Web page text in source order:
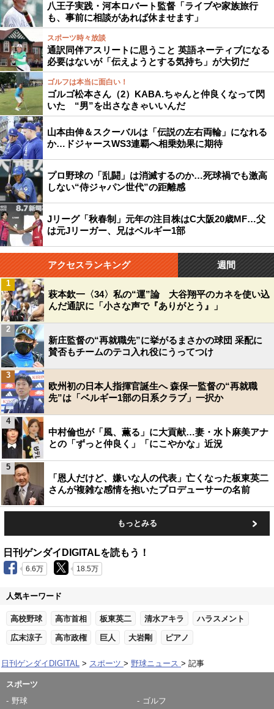
八王子実践・河本ロバート監督「ライブや家族旅行
も、事前に相談があれば休ませます」
スポーツ時々放談
通訳同伴アスリートに思うこと 英語ネーティブになる
必要はないが「伝えようとする気持ち」が大切だ
ゴルフは本当に面白い！
ゴルゴ松本さん（2）KABA.ちゃんと仲良くなって閃
いた “男”を出さなきゃいいんだ
山本由伸＆スクーバルは「伝説の左右両輪」になれる
か…ドジャースWS3連覇へ相乗効果に期待
プロ野球の「乱闘」は消滅するのか…死球禍でも激高
しない“侍ジャパン世代”の距離感
Jリーグ「秋春制」元年の注目株はC大阪20歳MF…父
は元Jリーガー、兄はベルギー1部
アクセスランキング 週間
萩本欽一〈34〉私の“運”論 大谷翔平のカネを使い込
んだ通訳に「小さな声で『ありがとう』」
1
新庄監督の“再就職先”に挙がるまさかの球団 采配に
賛否もチームのテコ入れ役にうってつけ
2
欧州初の日本人指揮官誕生へ 森保一監督の“再就職
先”は「ベルギー1部の日系クラブ」一択か
3
中村倫也が「風、薫る」に大貢献…妻・水卜麻美アナ
との「ずっと仲良く」「にこやかな」近況
4
「恩人だけど、嫌いな人の代表」亡くなった板東英二
さんが複雑な感情を抱いたプロデューサーの名前
5
もっとみる
日刊ゲンダイDIGITALを読もう！
6.6万 18.5万
人気キーワード
高校野球 高市首相 板東英二 清水アキラ ハラスメント
広末涼子 高市政権 巨人 大岩剛 ピアノ
日刊ゲンダイDIGITAL スポーツ 野球ニュース 記事
スポーツ
野球
ゴルフ